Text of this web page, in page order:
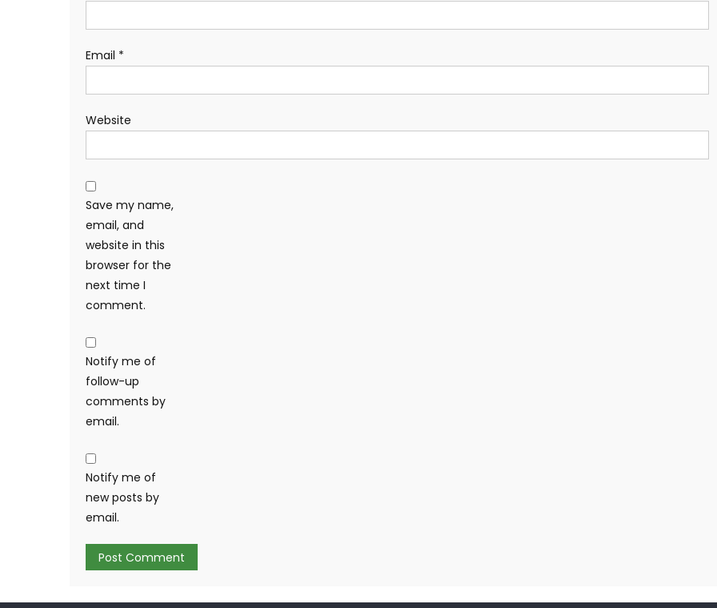
Email *
Website
Save my name,
email, and
website in this
browser for the
next time I
comment.
Notify me of
follow-up
comments by
email.
Notify me of
new posts by
email.